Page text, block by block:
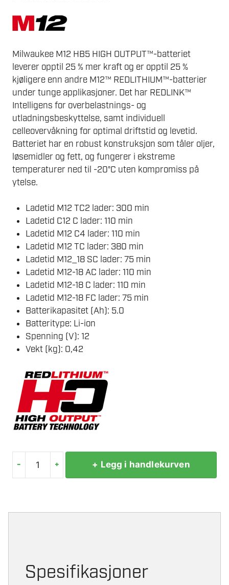
Milwaukee M12 HB5 HIGH OUTPUT™-batteriet
leverer opptil 25 % mer kraft og er opptil 25 %
kjøligere enn andre M12™ REDLITHIUM™-batterier
under tunge applikasjoner. Det har REDLINK™
Intelligens for overbelastnings- og
utladningsbeskyttelse, samt individuell
celleovervåkning for optimal driftstid og levetid.
Batteriet har en robust konstruksjon som tåler oljer,
løsemidler og fett, og fungerer i ekstreme
temperaturer ned til -20°C uten kompromiss på
ytelse.
Ladetid M12 TC2 lader: 300 min
Ladetid C12 C lader: 110 min
Ladetid M12 C4 lader: 110 min
Ladetid M12 TC lader: 380 min
Ladetid M12_18 SC lader: 75 min
Ladetid M12-18 AC lader: 110 min
Ladetid M12-18 C lader: 110 min
Ladetid M12-18 FC lader: 75 min
Batterikapasitet (Ah): 5.0
Batteritype: Li-ion
Spenning (V): 12
Vekt (kg): 0,42
-
MILWAUKEE
+ + Legg i handlekurven
Spesifikasjoner